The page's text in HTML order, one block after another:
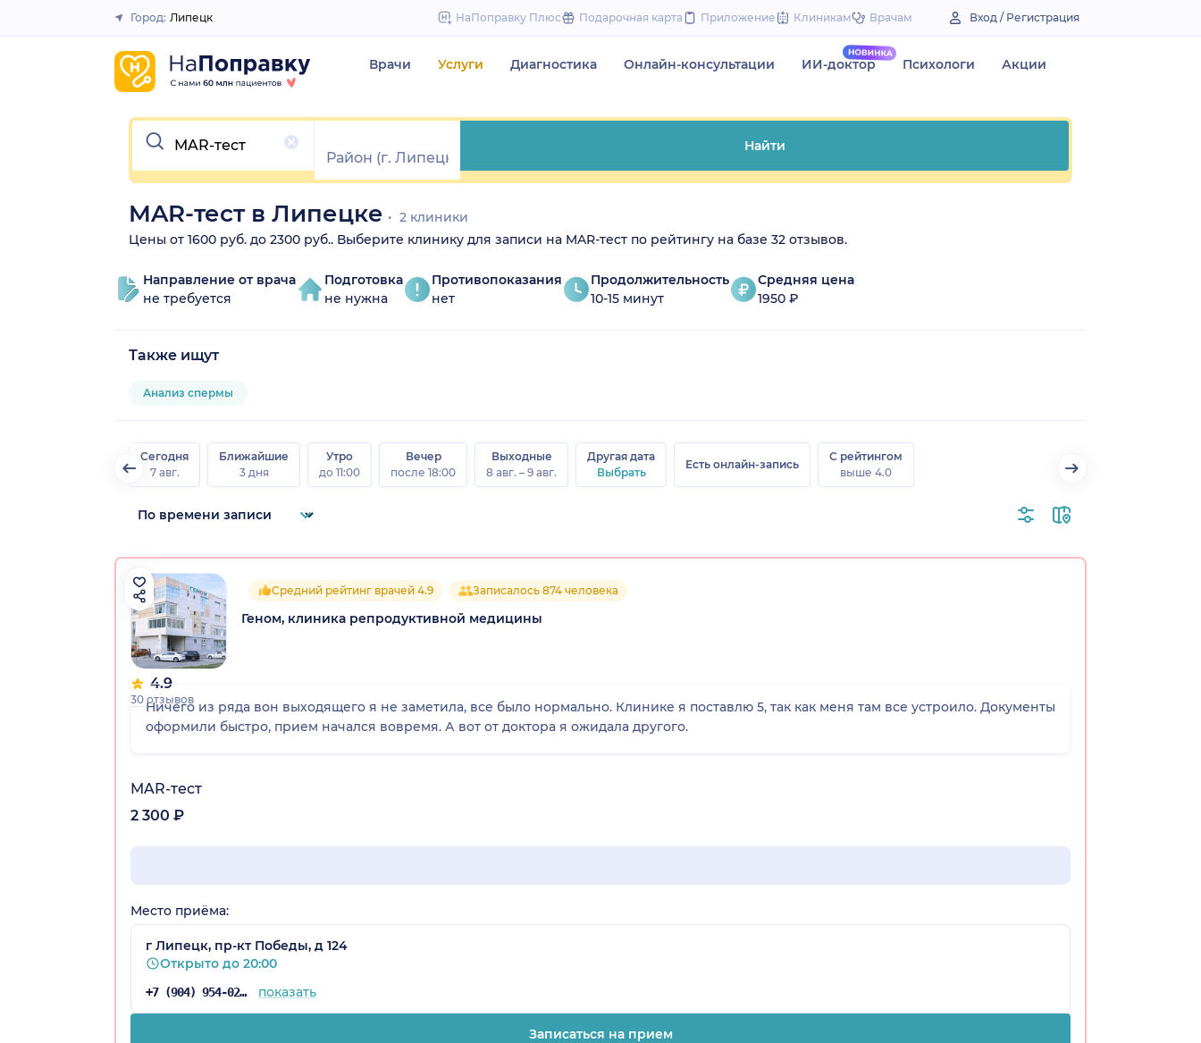
to
Закрыть
Город: Липецк НаПоправку Плюс Подарочная карта Приложение Клиникам Врачам Вход / Регистрация
Врачи Услуги Диагностика Онлайн-консультации ИИ-доктор Психологи Акции
Очистить
Найти
MAR-тест в Липецке
2 клиники
Цены от 1600 руб. до 2300 руб.. Выберите клинику для записи на MAR-тест по рейтингу на базе 32 отзывов.
Направление от врача
не требуется
Подготовка
не нужна
Противопоказания
нет
Продолжительность
10-15 минут
Средняя цена
1950 ₽
Также ищут
Анализ спермы
Сегодня
7 авг.
Ближайшие
3 дня
Утро
до 11:00
Вечер
после 18:00
Выходные
8 авг. – 9 авг.
Другая дата
Выбрать
Есть онлайн-запись
С рейтингом
выше 4.0
4.9
30 отзывов
Средний рейтинг врачей 4.9 Записалось 874 человека
Геном, клиника репродуктивной медицины
Ничего из ряда вон выходящего я не заметила, все было нормально. Клинике я поставлю 5, так как меня там все устроило. Документы
оформили быстро, прием начался вовремя. А вот от доктора я ожидала другого.
MAR-тест
2 300 ₽
Место приёма:
г Липецк, пр-кт Победы, д 124
Открыто до 20:00
+7 (904) 954-02-59 показать
Записаться на прием